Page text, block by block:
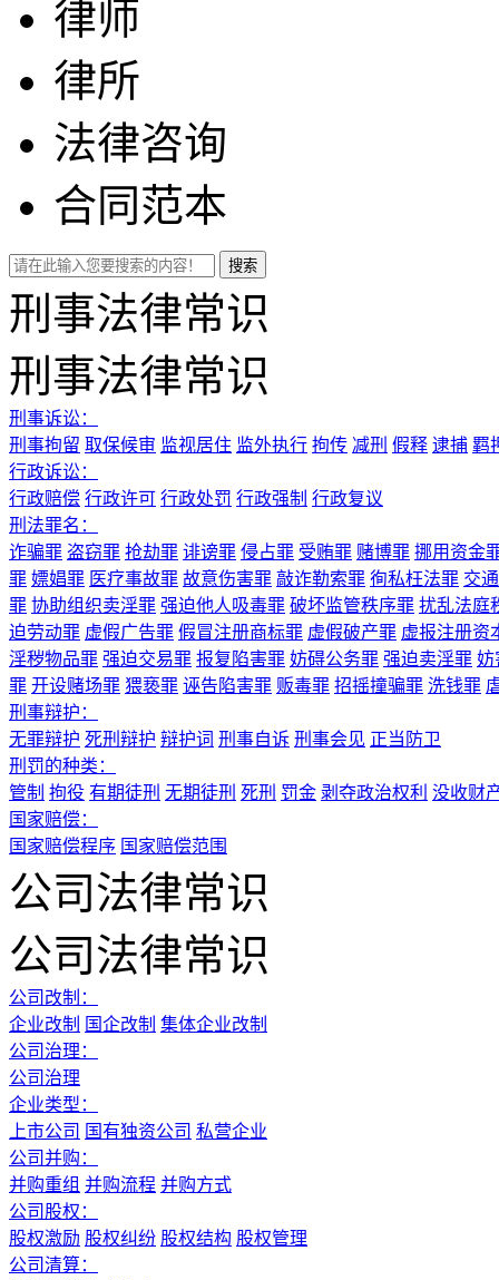
律师
律所
法律咨询
合同范本
刑事法律常识
刑事法律常识
刑事诉讼：
刑事拘留 取保候审 监视居住 监外执行 拘传 减刑 假释 逮捕 羁
行政诉讼：
行政赔偿 行政许可 行政处罚 行政强制 行政复议
刑法罪名：
诈骗罪 盗窃罪 抢劫罪 诽谤罪 侵占罪 受贿罪 赌博罪 挪用资金
罪 嫖娼罪 医疗事故罪 故意伤害罪 敲诈勒索罪 徇私枉法罪 交
罪 协助组织卖淫罪 强迫他人吸毒罪 破坏监管秩序罪 扰乱法庭
迫劳动罪 虚假广告罪 假冒注册商标罪 虚假破产罪 虚报注册资
淫秽物品罪 强迫交易罪 报复陷害罪 妨碍公务罪 强迫卖淫罪 妨
罪 开设赌场罪 猥亵罪 诬告陷害罪 贩毒罪 招摇撞骗罪 洗钱罪
刑事辩护：
无罪辩护 死刑辩护 辩护词 刑事自诉 刑事会见 正当防卫
刑罚的种类：
管制 拘役 有期徒刑 无期徒刑 死刑 罚金 剥夺政治权利 没收财
国家赔偿：
国家赔偿程序 国家赔偿范围
公司法律常识
公司法律常识
公司改制：
企业改制
国企改制 集体企业改制
公司治理：
公司治理
企业类型：
上市公司 国有独资公司 私营企业
公司并购：
并购重组 并购流程 并购方式
公司股权：
股权激励 股权纠纷 股权结构 股权管理
公司清算：